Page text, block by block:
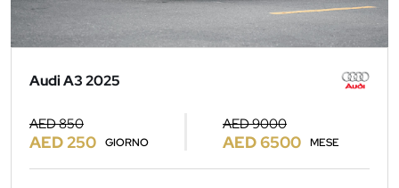
Audi A3 2025
AED 850
AED 250 GIORNO
AED 9000
AED 6500 MESE